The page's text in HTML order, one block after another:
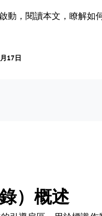
動，閱讀本文，瞭解
17日
）概述